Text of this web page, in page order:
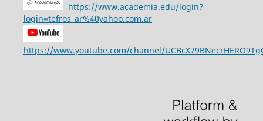
https://www.academia.edu/login?
login=tefros_ar%40yahoo.com.ar
https://www.youtube.com/channel/